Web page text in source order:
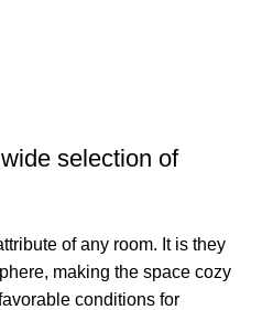
selection of
of any room. It is they
making the space cozy
conditions for